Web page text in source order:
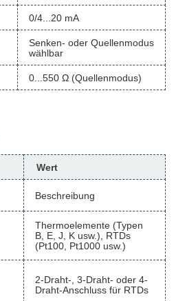
0/4...20 mA
Senken- oder Quellenmodus
wählbar
0...550 Ω (Quellenmodus)
Wert
Beschreibung
Thermoelemente (Typen
B, E, J, K usw.), RTDs
(Pt100, Pt1000 usw.)
2-Draht-, 3-Draht- oder 4-
Draht-Anschluss für RTDs